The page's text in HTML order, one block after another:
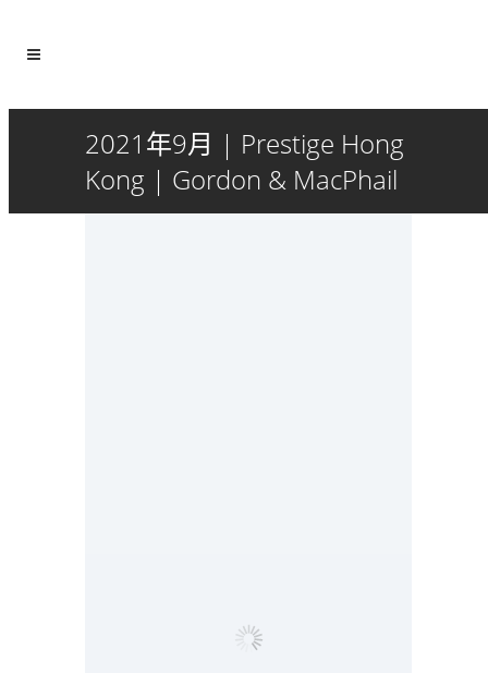
2021年9月 | Prestige Hong
Kong | Gordon & MacPhail